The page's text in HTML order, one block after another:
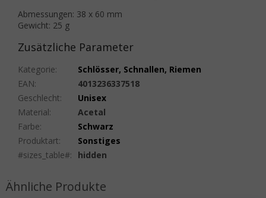
Abmessungen: 38 x 60 mm
Gewicht: 25 g
Zusätzliche Parameter
Kategorie:
Schlösser, Schnallen, Riemen
EAN:
4013236337518
Geschlecht:
Unisex
Material:
Acetal
Farbe:
Schwarz
Produktart:
Sonstiges
#sizes_table#: hidden